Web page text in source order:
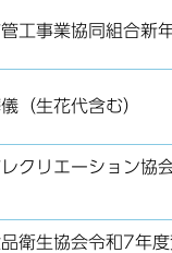
工事業協同組合新
（生花代含む）
クリエーション協
衛生協会令和7年